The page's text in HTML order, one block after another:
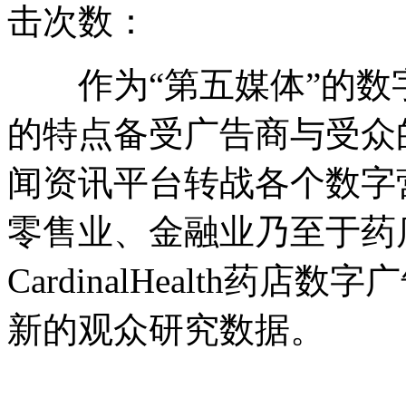
击次数：
作为“第五媒体”的数
的特点备受广告商与受
闻资讯平台转战各个数
零售业、金融业乃至于
CardinalHealth药店数字
新的观众研究数据。